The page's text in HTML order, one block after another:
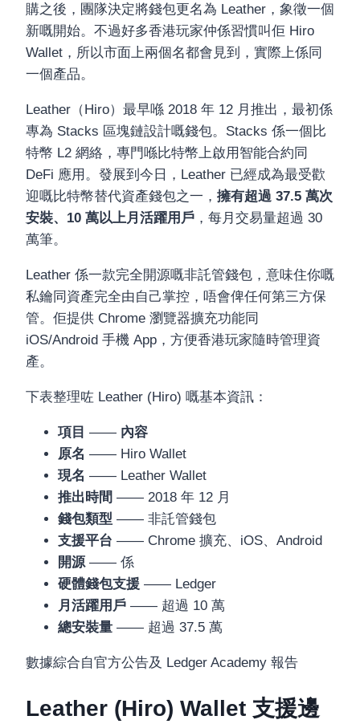
購之後，團隊決定將錢包更名為 Leather，象徵一個
新嘅開始。不過好多香港玩家仲係習慣叫佢 Hiro
Wallet，所以市面上兩個名都會見到，實際上係同
一個產品。
Leather（Hiro）最早喺 2018 年 12 月推出，最初係
專為 Stacks 區塊鏈設計嘅錢包。Stacks 係一個比
特幣 L2 網絡，專門喺比特幣上啟用智能合約同
DeFi 應用。發展到今日，Leather 已經成為最受歡
迎嘅比特幣替代資產錢包之一， 擁有超過 37.5 萬次
安裝、10 萬以上月活躍用戶 ，每月交易量超過 30
萬筆。
Leather 係一款完全開源嘅非託管錢包，意味住你嘅
私鑰同資產完全由自己掌控，唔會俾任何第三方保
管。佢提供 Chrome 瀏覽器擴充功能同
iOS/Android 手機 App，方便香港玩家隨時管理資
產。
下表整理咗 Leather (Hiro) 嘅基本資訊：
項目 —— 內容
原名 —— Hiro Wallet
現名 —— Leather Wallet
推出時間 —— 2018 年 12 月
錢包類型 —— 非託管錢包
支援平台 —— Chrome 擴充、iOS、Android
開源 —— 係
硬體錢包支援 —— Ledger
月活躍用戶 —— 超過 10 萬
總安裝量 —— 超過 37.5 萬
數據綜合自官方公告及 Ledger Academy 報告
Leather (Hiro) Wallet 支援邊